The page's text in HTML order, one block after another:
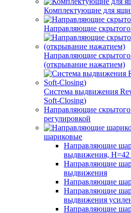
Комплектующие для
Направляющие
Направляющие
(открывание нажатием)
Система выдвижения
Soft-Closing)
Направляющие
регулировкой
шариковые
Направляющие
выдвижения, H=42
Направляющие
выдвижения
Направляющие
Направляющие
выдвижения
Направляющие